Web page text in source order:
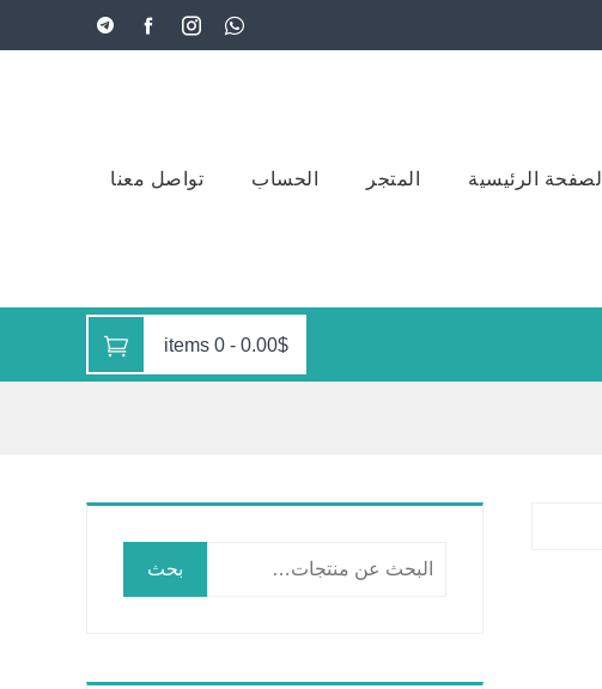
الصفحة الرئيسية المتجر الحساب تواصل معنا
0.00$
-
0 items
بحث